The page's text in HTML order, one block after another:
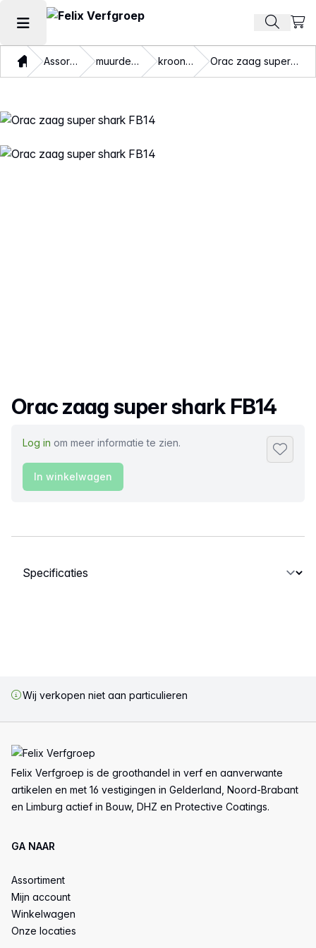
Hoofdmenu openen Zoek
Thuis Assortiment muurdecoratie kroonlijsten Orac zaag super shark FB14
Productnaam
Orac zaag super shark FB14
Log in om meer informatie te zien.
In winkelwagen
Selecteer een tabblad
Wij verkopen niet aan particulieren
Felix Verfgroep is de groothandel in verf en aanverwante
artikelen en met 16 vestigingen in Gelderland, Noord-Brabant
en Limburg actief in Bouw, DHZ en Protective Coatings.
GA NAAR
Assortiment
Mijn account
Winkelwagen
Onze locaties